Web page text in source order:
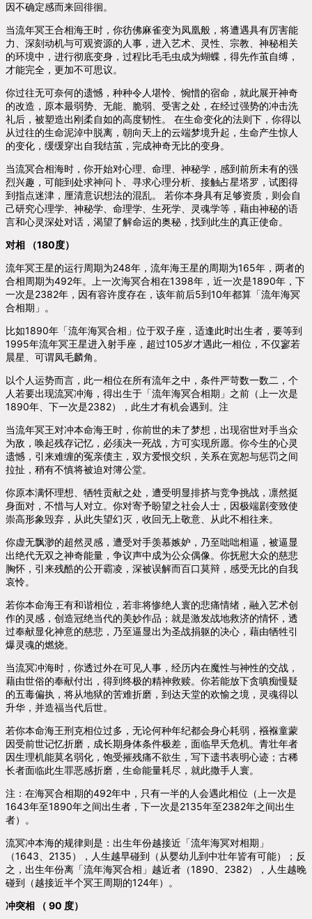
因不确定感而来回徘徊。
当流年冥王合相海王时，你彷佛麻雀变为凤凰般，将遭遇具有厉害能
力、深刻动机与可观资源的人事，进入艺术、灵性、宗教、神秘相关
的环境中，进行彻底变身，过程比毛毛虫成为蝴蝶，得先作茧自缚，
才能完全，更加不可思议。
你过往无可奈何的遗憾，种种令人堪怜、惋惜的宿命，就此展开神奇
的改造，原本最弱势、无能、脆弱、受害之处，在经过强势的冲击洗
礼后，被塑造出刚柔自如的高度韧性。 在生命变化的法则下，你得以
从过往的生命泥淖中脱离，朝向天上的云端梦境升起，生命产生惊人
的变化，缓缓穿出自我结茧，完成神奇无比的变身。
当流冥合相海时，你开始对心理、命理、神秘学，感到前所未有的强
烈兴趣，可能到处求神问卜、寻求心理分析、接触占星塔罗，试图得
到指点迷津，厘清意识想法的混乱。 若你本身具有足够资质，则会自
己研究心理学、神秘学、命理学、生死学、灵魂学等，藉由神秘的语
言和心灵深处对话，渴望了解命运的奥秘，找到此生的真正使命。
对相 （180度）
流年冥王星的运行周期为248年，流年海王星的周期为165年，两者的
合相周期为492年。上一次海冥合相在1398年，近一次是1890年，下
一次是2382年，因有容许度存在，该年前后5到10年都算「流年海冥
合相期」。
比如1890年「流年海冥合相」位于双子座，适逢此时出生者，要等到
1995年流年冥王星进入射手座，超过105岁才遇此一相位，不仅寥若
晨星、可谓凤毛麟角。
以个人运势而言，此一相位在所有流年之中，条件严苛数一数二，个
人若要出现流冥冲海，得出生于「流年海冥合相期」之前（上一次是
1890年、下一次是2382），此生才有机会遇到。注
当流年冥王对冲本命海王时，你前世的未了梦想，出现宿世对手当众
为敌，唤起残存记忆，必须决一死战，方可实现所愿。你今生的心灵
遗憾，引来难缠的冤亲债主，双方爱恨交织，关系在宽恕与惩罚之间
拉扯，稍有不慎将被迫对簿公堂。
你原本满怀理想、牺牲贡献之处，遭受明显排挤与竞争挑战，凛然挺
身面对，不惜与人对立。你对寄予盼望之社会人士，因极端剧变致使
崇高形象毁弃，从此失望幻灭，收回无上敬意、从此不相往来。
你虚无飘渺的超然灵感，遭受对手羡慕嫉妒，乃至咄咄相逼，被逼显
出绝代无双之神奇能量，争议声中成为公众偶像。你抚慰大众的慈悲
胸怀，引来残酷的公开霸凌，深被误解而百口莫辩，感受无比的自我
哀怜。
若你本命海王有和谐相位，若非将惨绝人寰的悲痛情绪，融入艺术创
作的灵感，创造冠绝当代的美妙作品；就是激发战地救济的情怀，透
过奉献显化神意的慈悲，乃至逼显出为圣战捐躯的决心，藉由牺牲引
爆灵魂的燃烧。
当流冥冲海时，你透过外在可见人事，经历内在魔性与神性的交战，
藉由世俗的奉献付出，得到终极的精神救赎。你若能放下贪嗔痴慢疑
的五毒偏执，将从地狱的苦难折磨，到达天堂的欢愉之境，灵魂得以
升华，并造福当代后世。
若你本命海王刑克相位过多，无论何种年纪都会身心耗弱，襁褓童蒙
因受前世记忆折磨，成长期身体条件极差，面临早夭危机。青壮年者
因生理机能莫名弱化，饱受摧残痛不欲生，写下遗书表明心迹；古稀
长者面临此生罪恶感折磨，生命能量耗尽，就此撒手人寰。
注：在海冥合相期的492年中，只有一半的人会遇此相位（上一次是
1643年至1890年之间出生者，下一次是2135年至2382年之间出生
者）。
流冥冲本海的规律则是：出生年份越接近「流年海冥对相期」
（1643、2135），人生越早碰到（从婴幼儿到中壮年皆有可能）；反
之，出生年份离「流年海冥合相」越近者（1890、2382），人生越晚
碰到（越接近半个冥王周期的124年）。
冲突相 （ 90 度）